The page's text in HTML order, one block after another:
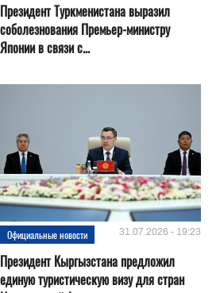
Президент Туркменистана выразил
соболезнования Премьер-министру
Японии в связи с...
Официальные новости 31.07.2026 - 19:23
Президент Кыргызстана предложил
единую туристическую визу для стран